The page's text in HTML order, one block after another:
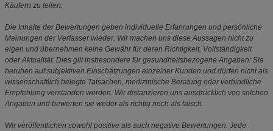
Käufern zu teilen.
Die Inhalte der Bewertungen geben individuelle Erfahrungen und persönliche
Meinungen der Verfasser wieder. Wir machen uns diese Aussagen nicht zu
eigen und übernehmen keine Gewähr für deren Richtigkeit, Vollständigkeit
oder Aktualität. Dies gilt insbesondere für gesundheitsbezogene Angaben: Sie
beruhen auf subjektiven Einschätzungen einzelner Kunden und dürfen nicht als
wissenschaftlich belegte Tatsachen, medizinische Beratung oder verbindliche
Empfehlung verstanden werden. Wir distanzieren uns ausdrücklich von solchen
Angaben und bewerten sie weder als richtig noch als falsch.
Wir veröffentlichen sowohl positive als auch negative Bewertungen. Jede